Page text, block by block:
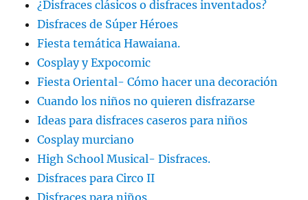
¿Disfraces clásicos o disfraces inventados?
Disfraces de Súper Héroes
Fiesta temática Hawaiana.
Cosplay y Expocomic
Fiesta Oriental- Cómo hacer una decoración
Cuando los niños no quieren disfrazarse
Ideas para disfraces caseros para niños
Cosplay murciano
High School Musical- Disfraces.
Disfraces para Circo II